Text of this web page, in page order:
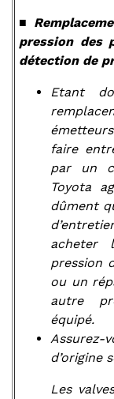
■
pression des
détection de
Etant
faire
par un
Toyota
dûment
acheter
pression
ou un
autre
équipé.
Assurez-
d’origine
Les